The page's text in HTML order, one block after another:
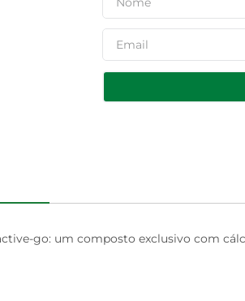
go: um composto exclusivo com